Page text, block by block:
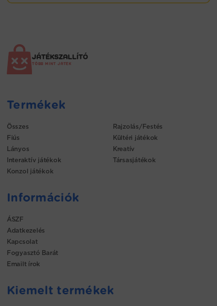
JÁTÉKSZALLÍTÓ
TÖBB MINT JÁTÉK
Termékek
Összes
Fiús
Lányos
Interaktív játékok
Konzol játékok
Rajzolás/Festés
Kültéri játékok
Kreatív
Társasjátékok
Információk
ÁSZF
Adatkezelés
Kapcsolat
Fogyasztó Barát
Emailt írok
Kiemelt termékek